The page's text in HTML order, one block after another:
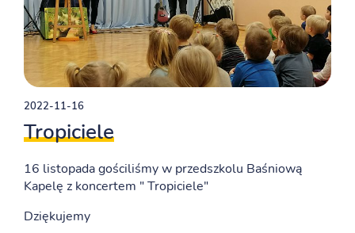
2022-11-16
Tropiciele
16 listopada gościliśmy w przedszkolu Baśniową
Kapelę z koncertem " Tropiciele"
Dziękujemy